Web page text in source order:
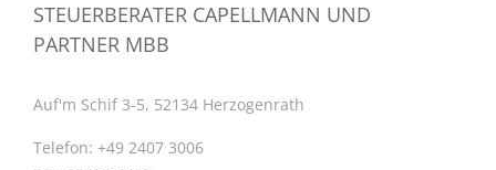
STEUERBERATER CAPELLMANN UND
PARTNER MBB
Auf'm Schif 3-5, 52134 Herzogenrath
Telefon: +49 2407 3006